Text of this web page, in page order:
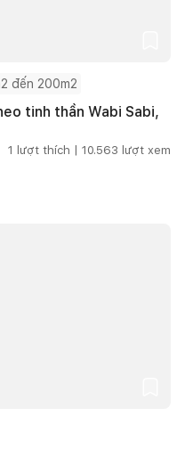
đến 200m2
tinh thần Wabi Sabi,
1 lượt thích | 10.563 lượt xem